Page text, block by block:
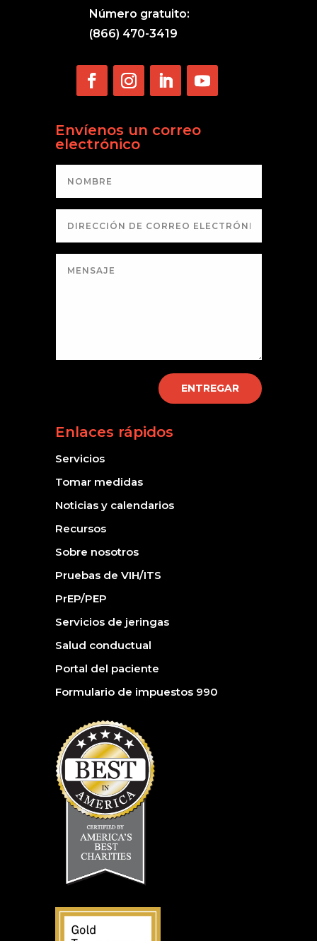
Número gratuito:
(866) 470-3419
Envíenos un correo
electrónico
ENTREGAR
Enlaces rápidos
Servicios
Tomar medidas
Noticias y calendarios
Recursos
Sobre nosotros
Pruebas de VIH/ITS
PrEP/PEP
Servicios de jeringas
Salud conductual
Portal del paciente
Formulario de impuestos 990